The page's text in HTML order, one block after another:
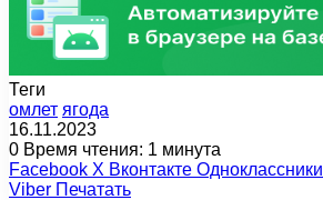
Теги
омлет ягода
16.11.2023
0 Время чтения: 1 минута
Facebook X Вконтакте Одноклассники
Viber Печатать